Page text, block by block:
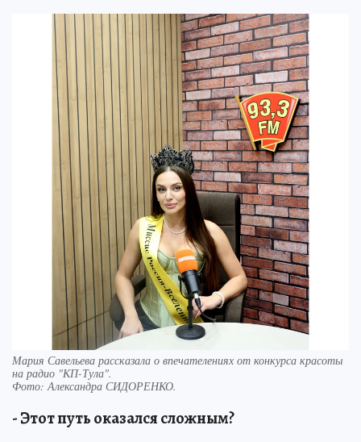
Мария Савельева рассказала о впечателениях от конкурса красоты
на радио "КП-Тула".
Фото:Александра СИДОРЕНКО.
- Этот путь оказался сложным?